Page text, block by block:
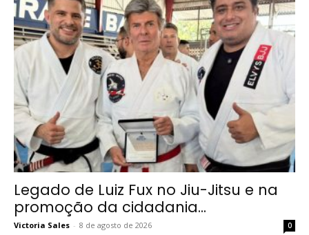
Legado de Luiz Fux no Jiu-Jitsu e na
promoção da cidadania...
Victoria Sales - 8 de agosto de 2026 0